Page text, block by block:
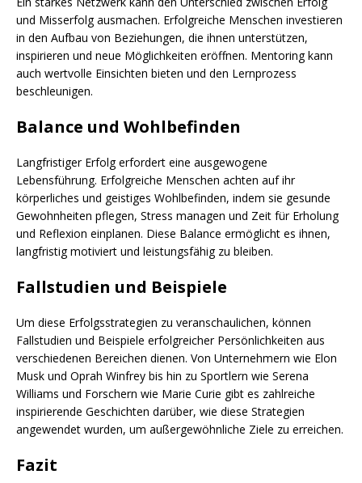
und Misserfolg ausmachen. Erfolgreiche Menschen investieren
in den Aufbau von Beziehungen, die ihnen unterstützen,
inspirieren und neue Möglichkeiten eröffnen. Mentoring kann
auch wertvolle Einsichten bieten und den Lernprozess
beschleunigen.
Balance und Wohlbefinden
Langfristiger Erfolg erfordert eine ausgewogene
Lebensführung. Erfolgreiche Menschen achten auf ihr
körperliches und geistiges Wohlbefinden, indem sie gesunde
Gewohnheiten pflegen, Stress managen und Zeit für Erholung
und Reflexion einplanen. Diese Balance ermöglicht es ihnen,
langfristig motiviert und leistungsfähig zu bleiben.
Fallstudien und Beispiele
Um diese Erfolgsstrategien zu veranschaulichen, können
Fallstudien und Beispiele erfolgreicher Persönlichkeiten aus
verschiedenen Bereichen dienen. Von Unternehmern wie Elon
Musk und Oprah Winfrey bis hin zu Sportlern wie Serena
Williams und Forschern wie Marie Curie gibt es zahlreiche
inspirierende Geschichten darüber, wie diese Strategien
angewendet wurden, um außergewöhnliche Ziele zu erreichen.
Fazit